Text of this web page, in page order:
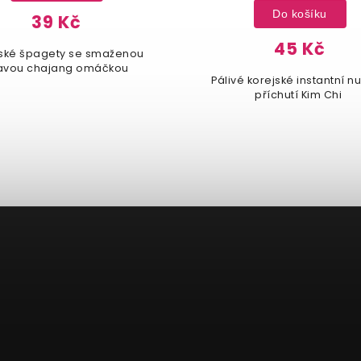
45 Kč
Do košíku
45 Kč
Do košíku
Pálivé korejské
ramen